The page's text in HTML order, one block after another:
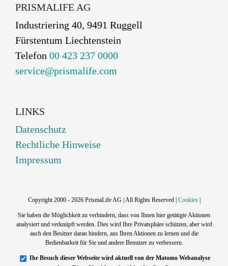
PRISMALIFE AG
Industriering 40, 9491 Ruggell
Fürstentum Liechtenstein
Telefon 00 423 237 0000
service@prismalife.com
LINKS
Datenschutz
Rechtliche Hinweise
Impressum
Copyright 2000 - 2026 PrismaLife AG | All Rights Reserved | Cookies|
Sie haben die Möglichkeit zu verhindern, dass von Ihnen hier getätigte Aktionen
analysiert und verknüpft werden. Dies wird Ihre Privatsphäre schützen, aber wird
auch den Besitzer daran hindern, aus Ihren Aktionen zu lernen und die
Bedienbarkeit für Sie und andere Benutzer zu verbessern.
Ihr Besuch dieser Webseite wird aktuell von der Matomo Webanalyse